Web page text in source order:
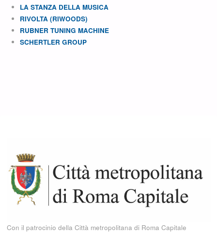
LA STANZA DELLA MUSICA
RIVOLTA (RIWOODS)
RUBNER TUNING MACHINE
SCHERTLER GROUP
Con il patrocinio della Città metropolitana di Roma Capitale